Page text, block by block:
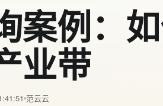
案例：
业带
范云云